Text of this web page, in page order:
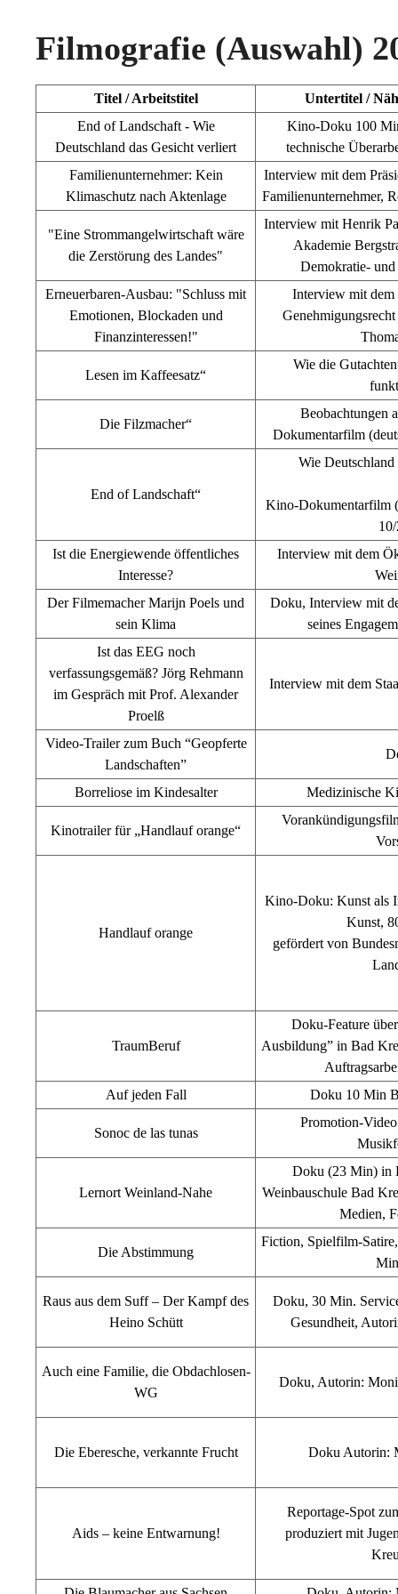
Filmografie (Auswahl)
Titel / Arbeitstitel
Untertitel /
End of Landschaft - Wie
Deutschland das Gesicht verliert
Kino-Doku 100
technische
Familienunternehmer: Kein
Klimaschutz nach Aktenlage
Interview mit dem
Familienunternehmer,
"Eine Strommangelwirtschaft wäre
die Zerstörung des Landes"
Interview mit Henrik
Akademie
Demokratie-
Erneuerbaren-Ausbau: "Schluss mit
Emotionen, Blockaden und
Finanzinteressen!"
Interview mit dem
Lesen im Kaffeesatz“
Wie die
Die Filzmacher“
Beobachtungen
Dokumentarfilm
End of Landschaft“
Wie
Kino-Dokumentarfilm
Ist die Energiewende öffentliches
Interesse?
Interview mit dem
Der Filmemacher Marijn Poels und
sein Klima
Doku, Interview mit
seines
Ist das EEG noch
verfassungsgemäß? Jörg Rehmann
im Gespräch mit Prof. Alexander
Proelß
Interview mit dem
Video-Trailer zum Buch “Geopferte
Landschaften”
Borreliose im Kindesalter Medizinische
Kinotrailer für „Handlauf orange“
Handlauf orange
Kino-Doku: Kunst als
Kunst,
gefördert von
TraumBeruf
Doku-Feature
Ausbildung” in Bad
Auf jeden Fall
Doku 10 Min
Sonoc de las tunas
Promotion-
Lernort Weinland-Nahe
Doku (23 Min) in
Weinbauschule Bad
Medien,
Die Abstimmung
Fiction, Spielfilm-
Raus aus dem Suff – Der Kampf des
Heino Schütt
Doku, 30 Min.
Gesundheit,
Auch eine Familie, die Obdachlosen-
WG
Doku, Autorin:
Die Eberesche, verkannte Frucht Doku Autorin:
Aids – keine Entwarnung!
Reportage-Spot
produziert mit